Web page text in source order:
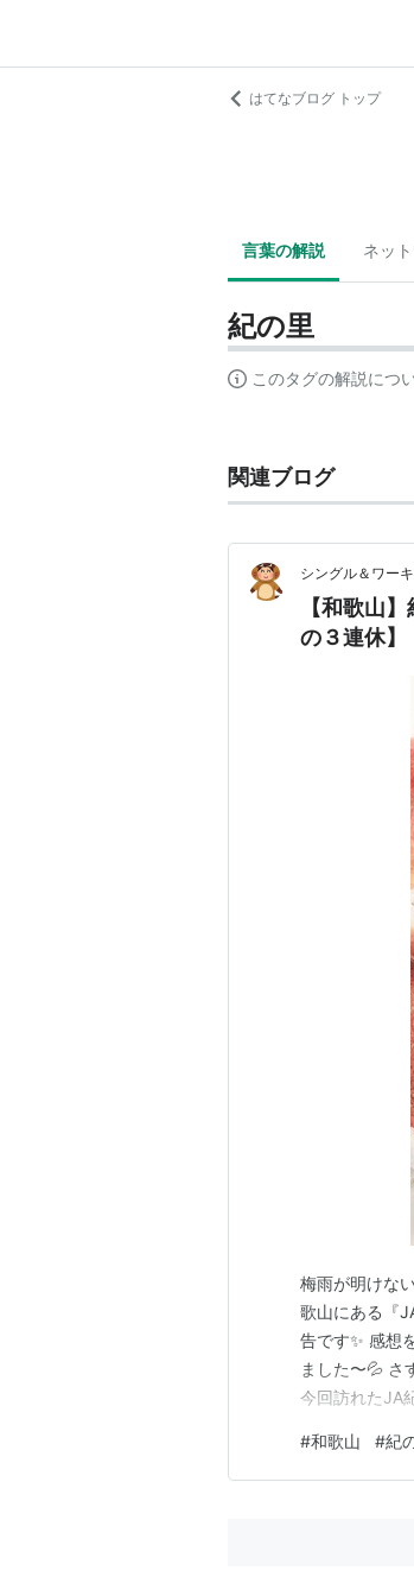
はてなブログ トップ
言葉の解説 ネッ
紀の里
このタグの解説につ
関連ブログ
シングル＆ワー
【和歌山
の３連休】
梅雨が明けな
歌山にある『
告です✨ 感想
ました〜💦 さ
今回訪れたJA
なことといっ
いに行こうか
#和歌山 #紀